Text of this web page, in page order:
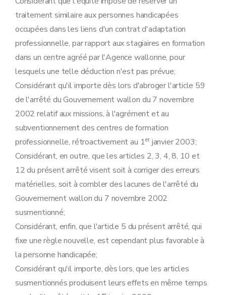
traitement similaire aux personnes handicapées
occupées dans les liens d'un contrat d'adaptation
professionnelle, par rapport aux stagiaires en formation
dans un centre agréé par l'Agence wallonne, pour
lesquels une telle déduction n'est pas prévue;
Considérant qu'il importe dès lors d'abroger l'article 59
de l'arrêté du Gouvernement wallon du 7 novembre
2002 relatif aux missions, à l'agrément et au
subventionnement des centres de formation
professionnelle, rétroactivement au 1erjanvier 2003;
Considérant, en outre, que les articles 2, 3, 4, 8, 10 et
12 du présent arrêté visent soit à corriger des erreurs
matérielles, soit à combler des lacunes de l'arrêté du
Gouvernement wallon du 7 novembre 2002
susmentionné;
Considérant, enfin, que l'article 5 du présent arrêté, qui
fixe une règle nouvelle, est cependant plus favorable à
la personne handicapée;
Considérant qu'il importe, dès lors, que les articles
susmentionnés produisent leurs effets en même temps